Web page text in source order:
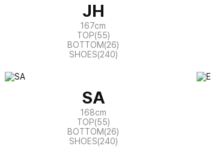
JH
167cm
TOP(55)
BOTTOM(26)
SHOES(240)
SA
168cm
TOP(55)
BOTTOM(26)
SHOES(240)